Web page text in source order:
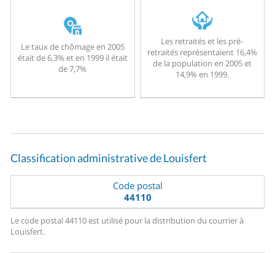
Le taux de chômage en 2005
était de 6,3% et en 1999 il était
de 7,7%
Les retraités et les pré-
retraités représentaient 16,4%
de la population en 2005 et
14,9% en 1999.
Classification administrative de Louisfert
Code postal
44110
Le code postal 44110 est utilisé pour la distribution du courrier à
Louisfert.